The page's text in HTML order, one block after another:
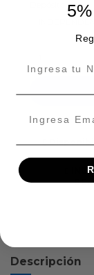
En
Descripción